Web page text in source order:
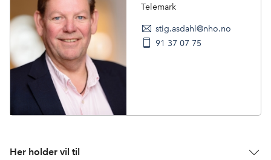
Telemark
stig.asdahl@nho.no
91 37 07 75
Her holder vil til